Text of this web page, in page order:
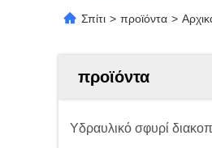
Σπίτι > προϊόντα >
προϊόντα
Υδραυλικό σφυρί